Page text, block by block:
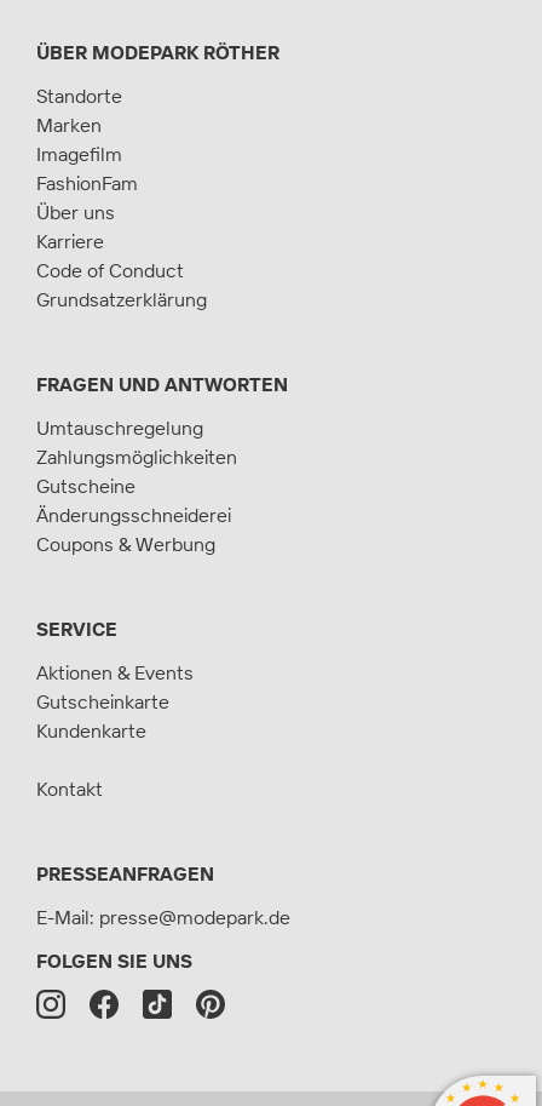
ÜBER MODEPARK RÖTHER
Standorte
Marken
Imagefilm
FashionFam
Über uns
Karriere
Code of Conduct
Grundsatzerklärung
FRAGEN UND ANTWORTEN
Umtauschregelung
Zahlungsmöglichkeiten
Gutscheine
Änderungsschneiderei
Coupons & Werbung
SERVICE
Aktionen & Events
Gutscheinkarte
Kundenkarte
Kontakt
PRESSEANFRAGEN
E-Mail: presse@modepark.de
FOLGEN SIE UNS